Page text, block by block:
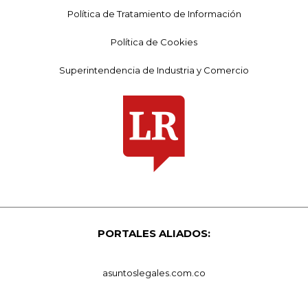
Política de Tratamiento de Información
Política de Cookies
Superintendencia de Industria y Comercio
PORTALES ALIADOS:
asuntoslegales.com.co